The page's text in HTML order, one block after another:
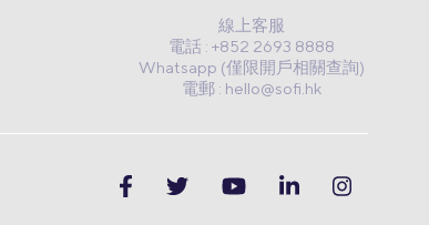
線上客服
電話 : +852 2693 8888
Whatsapp (僅限開戶相關查詢)
電郵 : hello@sofi.hk